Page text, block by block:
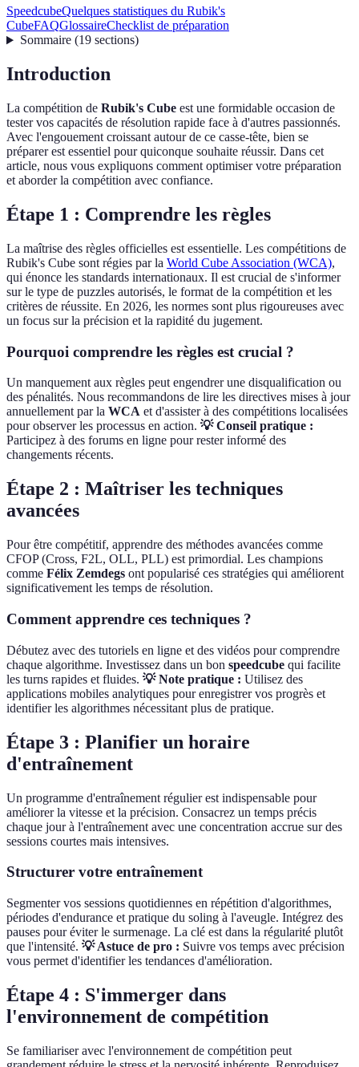
SpeedcubeQuelques statistiques du Rubik's
CubeFAQGlossaireChecklist de préparation
Sommaire(19 sections)
Introduction
La compétition de Rubik's Cube est une formidable occasion de
tester vos capacités de résolution rapide face à d'autres passionnés.
Avec l'engouement croissant autour de ce casse-tête, bien se
préparer est essentiel pour quiconque souhaite réussir. Dans cet
article, nous vous expliquons comment optimiser votre préparation
et aborder la compétition avec confiance.
Étape 1 : Comprendre les règles
La maîtrise des règles officielles est essentielle. Les compétitions de
Rubik's Cube sont régies par la World Cube Association (WCA),
qui énonce les standards internationaux. Il est crucial de s'informer
sur le type de puzzles autorisés, le format de la compétition et les
critères de réussite. En 2026, les normes sont plus rigoureuses avec
un focus sur la précision et la rapidité du jugement.
Pourquoi comprendre les règles est crucial ?
Un manquement aux règles peut engendrer une disqualification ou
des pénalités. Nous recommandons de lire les directives mises à jour
annuellement par la WCA et d'assister à des compétitions localisées
pour observer les processus en action. 💡 Conseil pratique :
Participez à des forums en ligne pour rester informé des
changements récents.
Étape 2 : Maîtriser les techniques
avancées
Pour être compétitif, apprendre des méthodes avancées comme
CFOP (Cross, F2L, OLL, PLL) est primordial. Les champions
comme Félix Zemdegs ont popularisé ces stratégies qui améliorent
significativement les temps de résolution.
Comment apprendre ces techniques ?
Débutez avec des tutoriels en ligne et des vidéos pour comprendre
chaque algorithme. Investissez dans un bon speedcube qui facilite
les turns rapides et fluides. 💡 Note pratique : Utilisez des
applications mobiles analytiques pour enregistrer vos progrès et
identifier les algorithmes nécessitant plus de pratique.
Étape 3 : Planifier un horaire
d'entraînement
Un programme d'entraînement régulier est indispensable pour
améliorer la vitesse et la précision. Consacrez un temps précis
chaque jour à l'entraînement avec une concentration accrue sur des
sessions courtes mais intensives.
Structurer votre entraînement
Segmenter vos sessions quotidiennes en répétition d'algorithmes,
périodes d'endurance et pratique du soling à l'aveugle. Intégrez des
pauses pour éviter le surmenage. La clé est dans la régularité plutôt
que l'intensité. 💡 Astuce de pro : Suivre vos temps avec précision
vous permet d'identifier les tendances d'amélioration.
Étape 4 : S'immerger dans
l'environnement de compétition
Se familiariser avec l'environnement de compétition peut